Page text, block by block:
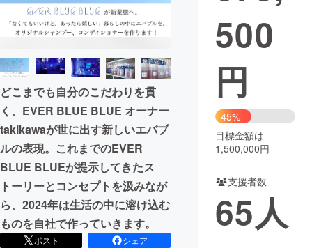
ビジネス・起業 チャレンジ
まちづくり・地域活性化
CAMPFIRE for Social Good
CAMPFIRE Creation
CAMPFIREふるさと納税machi-ya コミュニティ
どこまでも自分のこだわりを貫
く、EVER BLUE BLUE オーナー
takikawaが世に出す新しいエバブ
ルの表現。これまでのEVER
BLUE BLUEが提示してきたス
トーリーとコンセプトを汲みなが
ら、2024年は生活の中に溶け込む
ものを自社で作っていきます。
ポスト
シェア
500
円
45%
目標金額は
1,500,000円
支援者数
65人